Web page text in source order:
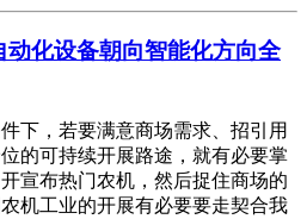
动化设备朝向智能化方向全
，若要满意商场需求、招引用
的可持续开展路途，就有必要掌
宣布热门农机，然后捉住商场的
机工业的开展有必要要走契合我